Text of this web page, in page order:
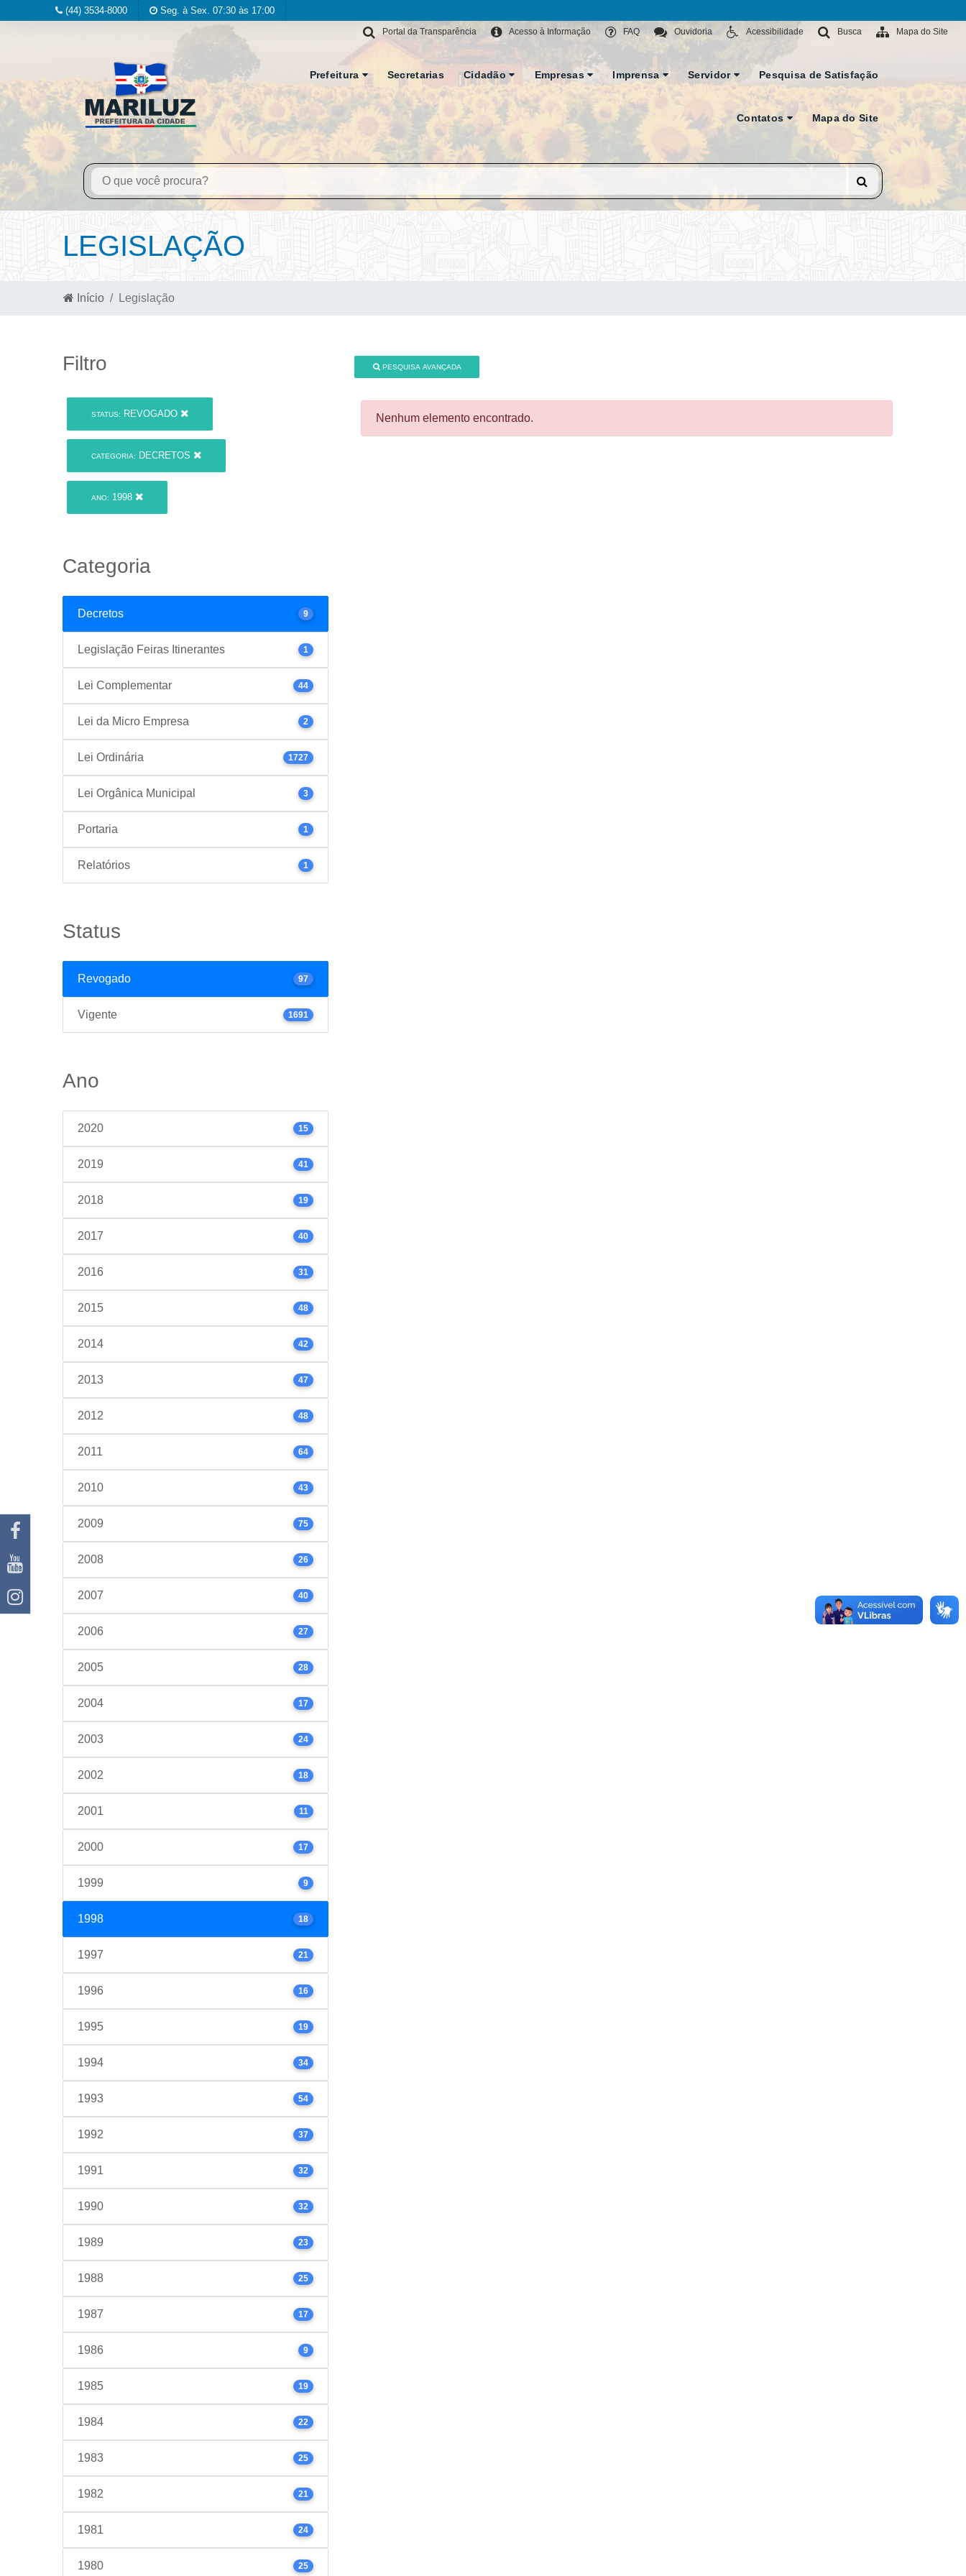
(44) 3534-8000 Seg. à Sex. 07:30 às 17:00
Mapa do Site
Busca
Acessibilidade
Ouvidoria
FAQ
Acesso à Informação
Portal da Transparência
Prefeitura Secretarias Cidadão Empresas Imprensa Servidor Pesquisa de Satisfação
Contatos Mapa do Site
LEGISLAÇÃO
Início Legislação
Filtro
STATUS: REVOGADO
CATEGORIA: DECRETOS
ANO: 1998
Categoria
Decretos 9
Legislação Feiras Itinerantes 1
Lei Complementar 44
Lei da Micro Empresa 2
Lei Ordinária 1727
Lei Orgânica Municipal 3
Portaria 1
Relatórios 1
Status
Revogado 97
Vigente 1691
Ano
2020 15
2019 41
2018 19
2017 40
2016 31
2015 48
2014 42
2013 47
2012 48
2011 64
2010 43
2009 75
2008 26
2007 40
2006 27
2005 28
2004 17
2003 24
2002 18
2001 11
2000 17
1999 9
1998 18
1997 21
1996 16
1995 19
1994 34
1993 54
1992 37
1991 32
1990 32
1989 23
1988 25
1987 17
1986 9
1985 19
1984 22
1983 25
1982 21
1981 24
1980 25
PESQUISA AVANÇADA
Nenhum elemento encontrado.